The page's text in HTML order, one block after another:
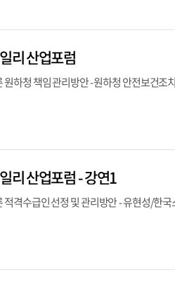
리 산업포럼
하청 책임 관리방안 - 원하청 안전보건조
리 산업포럼 - 강연1
격수급인 선정 및 관리방안 - 유현성/한